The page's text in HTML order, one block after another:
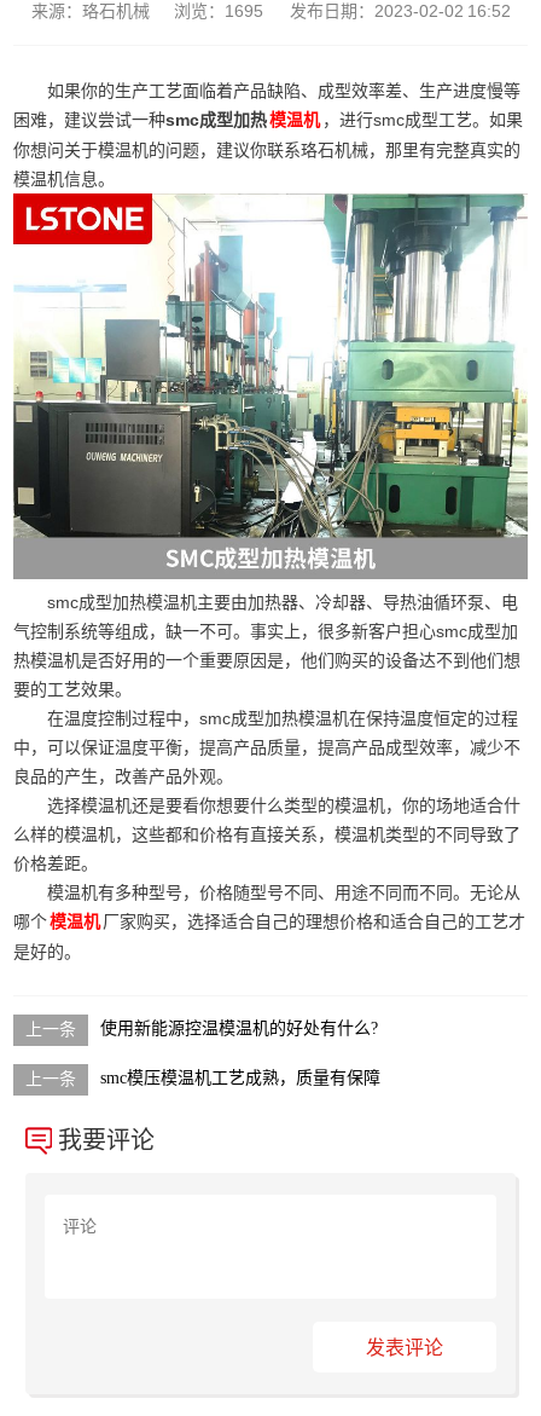
来源：珞石机械 浏览：1695 发布日期：2023-02-02 16:52
如果你的生产工艺面临着产品缺陷、成型效率差、生产进度慢等
困难，建议尝试一种smc成型加热模温机 ，进行smc成型工艺。如果
你想问关于模温机的问题，建议你联系珞石机械，那里有完整真实的
模温机信息。
smc成型加热模温机主要由加热器、冷却器、导热油循环泵、电
气控制系统等组成，缺一不可。事实上，很多新客户担心smc成型加
热模温机是否好用的一个重要原因是，他们购买的设备达不到他们想
要的工艺效果。
在温度控制过程中，smc成型加热模温机在保持温度恒定的过程
中，可以保证温度平衡，提高产品质量，提高产品成型效率，减少不
良品的产生，改善产品外观。
选择模温机还是要看你想要什么类型的模温机，你的场地适合什
么样的模温机，这些都和价格有直接关系，模温机类型的不同导致了
价格差距。
模温机有多种型号，价格随型号不同、用途不同而不同。无论从
哪个模温机厂家购买，选择适合自己的理想价格和适合自己的工艺才
是好的。
使用新能源控温模温机的好处有什么?
smc模压模温机工艺成熟，质量有保障
我要评论
发表评论